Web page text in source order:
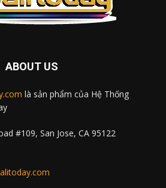
ABOUT US
là sản phẩm của Hệ Thống
#109, San Jose, CA 95122